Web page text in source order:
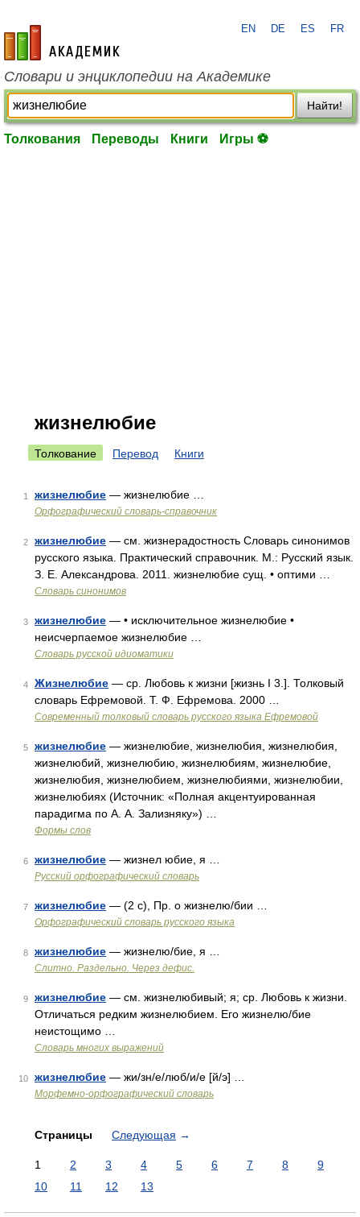
academic.ru
EN DE ES FR
Словари и энциклопедии на Академике
Найти!
Толкования Переводы Книги Игры ⚽
жизнелюбие
Толкование Перевод Книги
1 жизнелюбие — жизнелюбие …
Орфографический словарь-справочник
2 жизнелюбие — см. жизнерадостность Словарь синонимов
русского языка. Практический справочник. М.: Русский язык.
З. Е. Александрова. 2011. жизнелюбие сущ. • оптими …
Словарь синонимов
3 жизнелюбие — • исключительное жизнелюбие •
неисчерпаемое жизнелюбие …
Словарь русской идиоматики
4 Жизнелюбие — ср. Любовь к жизни [жизнь I 3.]. Толковый
словарь Ефремовой. Т. Ф. Ефремова. 2000 …
Современный толковый словарь русского языка Ефремовой
5 жизнелюбие — жизнелюбие, жизнелюбия, жизнелюбия,
жизнелюбий, жизнелюбию, жизнелюбиям, жизнелюбие,
жизнелюбия, жизнелюбием, жизнелюбиями, жизнелюбии,
жизнелюбиях (Источник: «Полная акцентуированная
парадигма по А. А. Зализняку») …
Формы слов
6 жизнелюбие — жизнел юбие, я …
Русский орфографический словарь
7 жизнелюбие — (2 с), Пр. о жизнелю/бии …
Орфографический словарь русского языка
8 жизнелюбие — жизнелю/бие, я …
Слитно. Раздельно. Через дефис.
9 жизнелюбие — см. жизнелюбивый; я; ср. Любовь к жизни.
Отличаться редким жизнелюбием. Его жизнелю/бие
неистощимо …
Словарь многих выражений
10 жизнелюбие — жи/зн/е/люб/и/е [й/э] …
Морфемно-орфографический словарь
Страницы Следующая →
1 2 3 4 5 6 7 8
9
10
11 12 13